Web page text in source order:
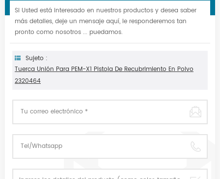
Si Usted está interesado en nuestros productos y desea saber
más detalles, deje un mensaje aquí, le responderemos tan
pronto como nosotros ... puedamos.
Sujeto :
Tuerca Unión Para PEM-X1 Pistola De Recubrimiento En Polvo
2320464